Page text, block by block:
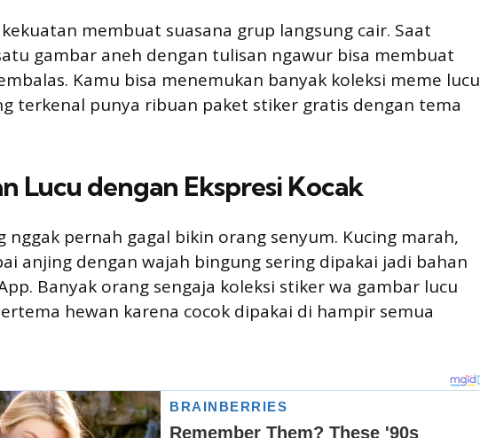
membuat suasana grup langsung cair. Saat
gambar aneh dengan tulisan ngawur bisa membuat
Kamu bisa menemukan banyak koleksi meme lucu
terkenal punya ribuan paket stiker gratis dengan tema
Lucu dengan Ekspresi Kocak
nggak pernah gagal bikin orang senyum. Kucing marah,
anjing dengan wajah bingung sering dipakai jadi bahan
Banyak orang sengaja koleksi stiker wa gambar lucu
hewan karena cocok dipakai di hampir semua